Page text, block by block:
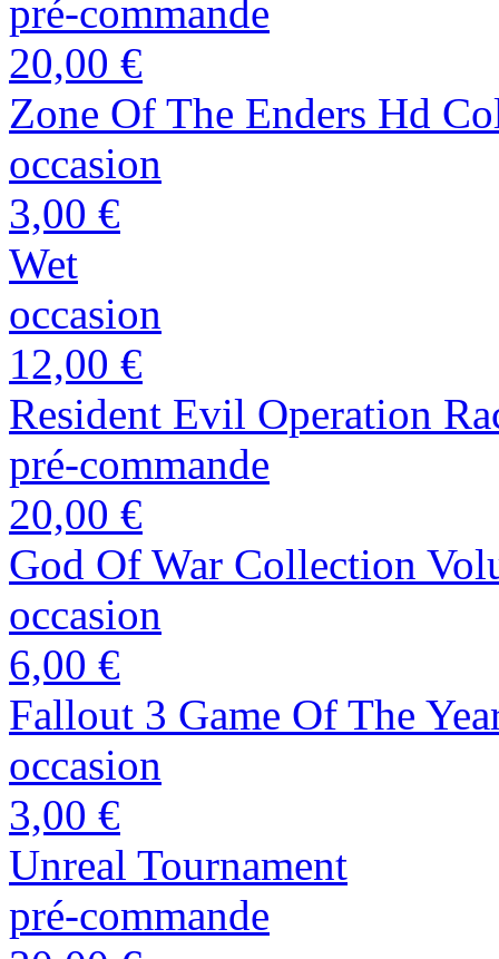
pré-commande
20,00 €
Zone Of The Enders Hd
occasion
3,00 €
Wet
occasion
12,00 €
Resident Evil Operation
pré-commande
20,00 €
God Of War Collection
occasion
6,00 €
Fallout 3 Game Of The
occasion
3,00 €
Unreal Tournament
pré-commande